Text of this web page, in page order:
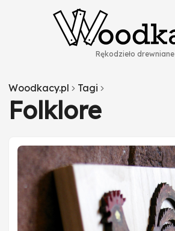
Woodkacy.pl Tagi
Folklore
Rękodzieło drewniane